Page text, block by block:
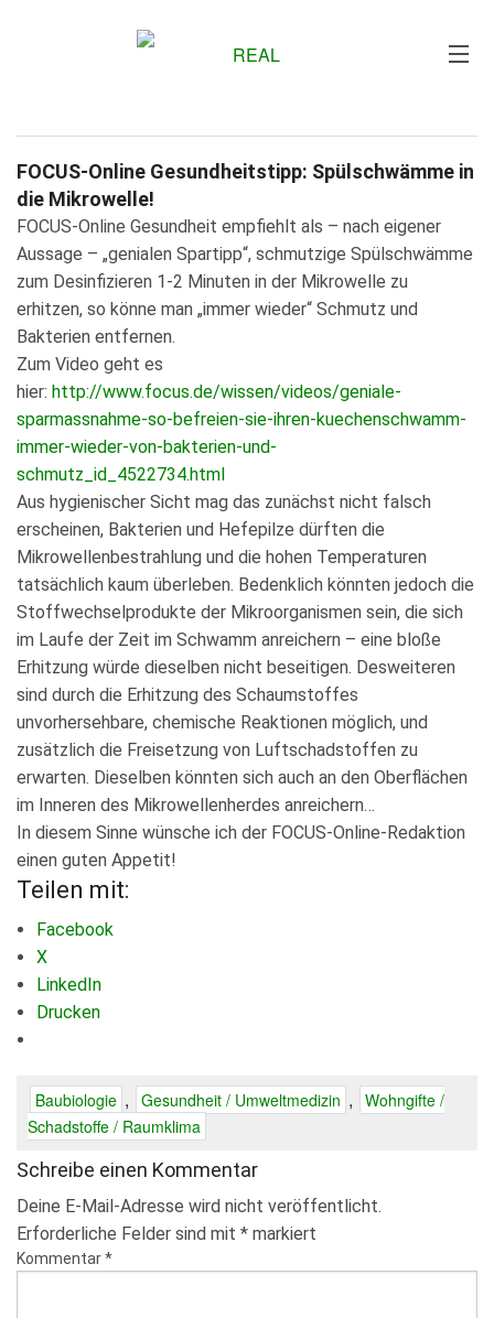
FOCUS-Online Gesundheitstipp: Spülschwämme in
die Mikrowelle!
FOCUS-Online Gesundheit empfiehlt als – nach eigener
Aussage – „genialen Spartipp“, schmutzige Spülschwämme
zum Desinfizieren 1-2 Minuten in der Mikrowelle zu
erhitzen, so könne man „immer wieder“ Schmutz und
Bakterien entfernen.
Zum Video geht es
hier: http://www.focus.de/wissen/videos/geniale-
sparmassnahme-so-befreien-sie-ihren-kuechenschwamm-
immer-wieder-von-bakterien-und-
schmutz_id_4522734.html
Aus hygienischer Sicht mag das zunächst nicht falsch
erscheinen, Bakterien und Hefepilze dürften die
Mikrowellenbestrahlung und die hohen Temperaturen
tatsächlich kaum überleben. Bedenklich könnten jedoch die
Stoffwechselprodukte der Mikroorganismen sein, die sich
im Laufe der Zeit im Schwamm anreichern – eine bloße
Erhitzung würde dieselben nicht beseitigen. Desweiteren
sind durch die Erhitzung des Schaumstoffes
unvorhersehbare, chemische Reaktionen möglich, und
zusätzlich die Freisetzung von Luftschadstoffen zu
erwarten. Dieselben könnten sich auch an den Oberflächen
im Inneren des Mikrowellenherdes anreichern…
In diesem Sinne wünsche ich der FOCUS-Online-Redaktion
einen guten Appetit!
Teilen mit:
Facebook
X
LinkedIn
Drucken
Baubiologie , Gesundheit / Umweltmedizin , Wohngifte /
Schadstoffe / Raumklima
Schreibe einen Kommentar
Deine E-Mail-Adresse wird nicht veröffentlicht.
Erforderliche Felder sind mit * markiert
Kommentar*